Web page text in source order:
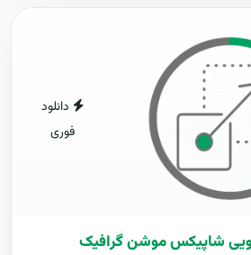
دانلود
فوری